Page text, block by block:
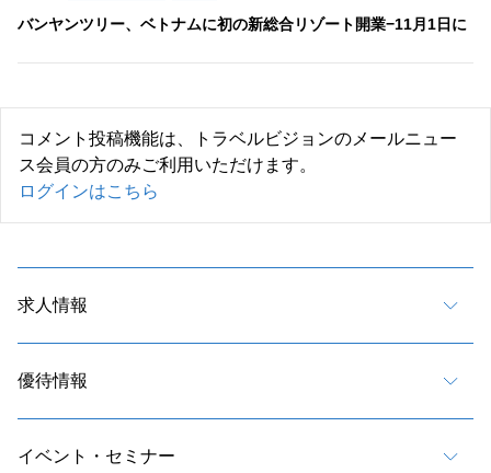
バンヤンツリー、ベトナムに初の新総合リゾート開業−11月1日に
コメント投稿機能は、トラベルビジョンのメールニュー
ス会員の方のみご利用いただけます。
ログインはこちら
求人情報
優待情報
イベント・セミナー